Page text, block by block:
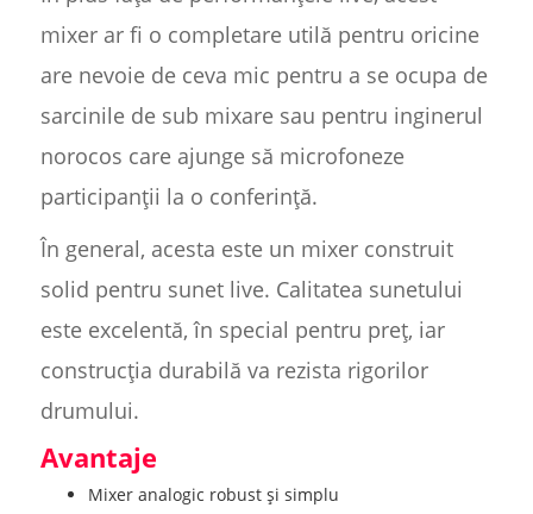
mixer ar fi o completare utilă pentru oricine
are nevoie de ceva mic pentru a se ocupa de
sarcinile de sub mixare sau pentru inginerul
norocos care ajunge să microfoneze
participanții la o conferință.
În general, acesta este un mixer construit
solid pentru sunet live. Calitatea sunetului
este excelentă, în special pentru preț, iar
construcția durabilă va rezista rigorilor
drumului.
Avantaje
Mixer analogic robust și simplu